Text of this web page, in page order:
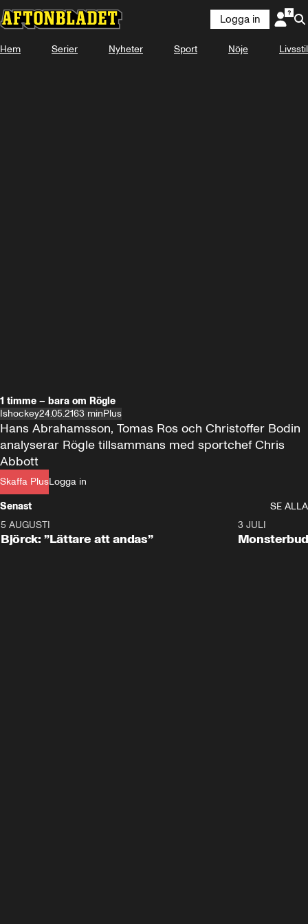
Logga in
Hem Serier Nyheter Sport Nöje Livsstil
1 timme – bara om Rögle
Ishockey24.05.2163 minPlus
Skaffa PlusLogga in
Hans Abrahamsson, Tomas Ros och Christoffer Bodin
analyserar Rögle tillsammans med sportchef Chris
Abbott
Senast
SE ALLA
5 AUGUSTI
Björck: ”Lättare att andas”
3 JULI